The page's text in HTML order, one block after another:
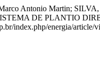
Antonio Martin;
DE PLANTIO
index.php/energia/article/